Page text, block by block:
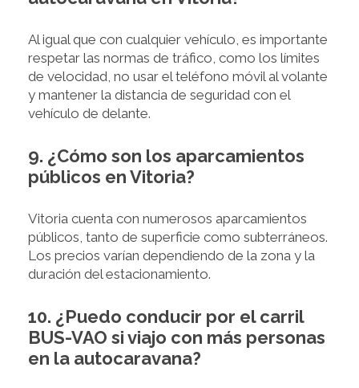
Al igual que con cualquier vehículo, es importante
respetar las normas de tráfico, como los límites
de velocidad, no usar el teléfono móvil al volante
y mantener la distancia de seguridad con el
vehículo de delante.
9. ¿Cómo son los aparcamientos
públicos en Vitoria?
Vitoria cuenta con numerosos aparcamientos
públicos, tanto de superficie como subterráneos.
Los precios varían dependiendo de la zona y la
duración del estacionamiento.
10. ¿Puedo conducir por el carril
BUS-VAO si viajo con más personas
en la autocaravana?